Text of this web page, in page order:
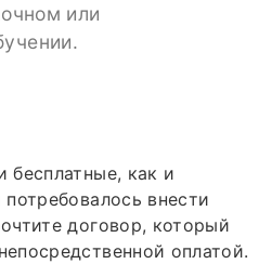
или
бесплатные, как и
внести
договор, который
оплатой.